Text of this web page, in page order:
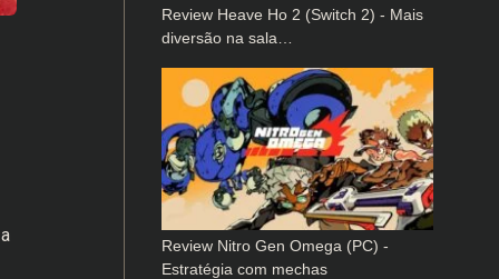
Review Heave Ho 2 (Switch 2) - Mais
diversão na sala…
Review Nitro Gen Omega (PC) -
Estratégia com mechas